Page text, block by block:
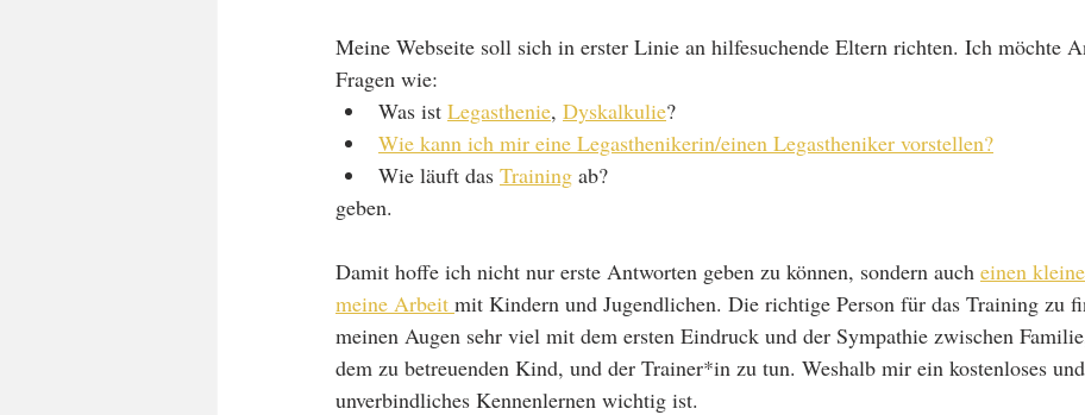
Meine Webseite soll sich in erster Linie an hilfesuchende Eltern richten. Ich möchte
Fragen wie:
Was ist Legasthenie, Dyskalkulie?
Wie kann ich mir eine Legasthenikerin/einen Legastheniker vorstellen?
Wie läuft das Training ab?
geben.
Damit hoffe ich nicht nur erste Antworten geben zu können, sondern auch einen
meine Arbeit mit Kindern und Jugendlichen. Die richtige Person für das Training zu
meinen Augen sehr viel mit dem ersten Eindruck und der Sympathie zwischen
dem zu betreuenden Kind, und der Trainer*in zu tun. Weshalb mir ein kostenloses und
unverbindliches Kennenlernen wichtig ist.